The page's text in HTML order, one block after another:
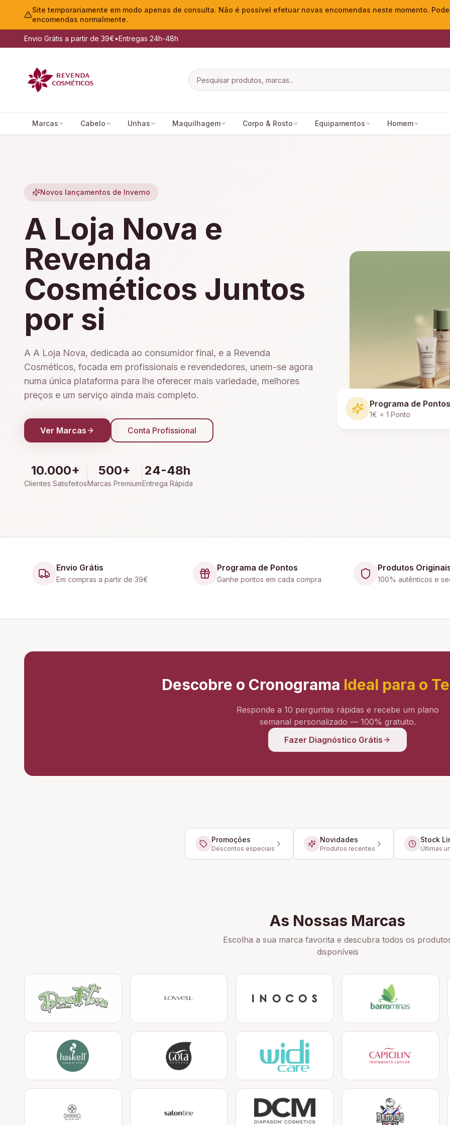
Site temporariamente em modo apenas de consulta. Não é possível efetuar novas encomendas neste momento.
encomendas normalmente.
Envio Grátis a partir de 39€•Entregas 24h-48h
Marcas Cabelo Unhas Maquilhagem Corpo & Rosto Equipamentos Homem
Novos lançamentos de Inverno
A Loja Nova e
Revenda
Cosméticos Juntos
por si
A A Loja Nova, dedicada ao consumidor final, e a Revenda
Cosméticos, focada em profissionais e revendedores, unem-se agora
numa única plataforma para lhe oferecer mais variedade, melhores
preços e um serviço ainda mais completo.
Ver Marcas Conta Profissional
10.000+
Clientes Satisfeitos
500+
Marcas Premium
24-48h
Entrega Rápida
Programa de Pontos
1€ = 1 Ponto
Envio Grátis
Em compras a partir de 39€
Programa de Pontos
Ganhe pontos em cada compra
Produtos
100% autênticos e
Descobre o Cronograma Ideal para o
Responde a 10 perguntas rápidas e recebe um plano
semanal personalizado — 100% gratuito.
Fazer Diagnóstico Grátis
Promoções
Descontos especiais
Novidades
Produtos recentes
Stock
Últimas
As Nossas Marcas
Escolha a sua marca favorita e descubra todos os
disponíveis